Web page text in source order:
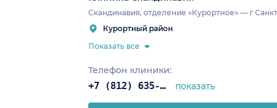
Скандинавия, отделение «Курортное» — г
Курортный район
Показать все
Телефон клиники:
+7 (812) 635-11-79 показать